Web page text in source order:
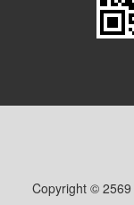
Copyright © 2569